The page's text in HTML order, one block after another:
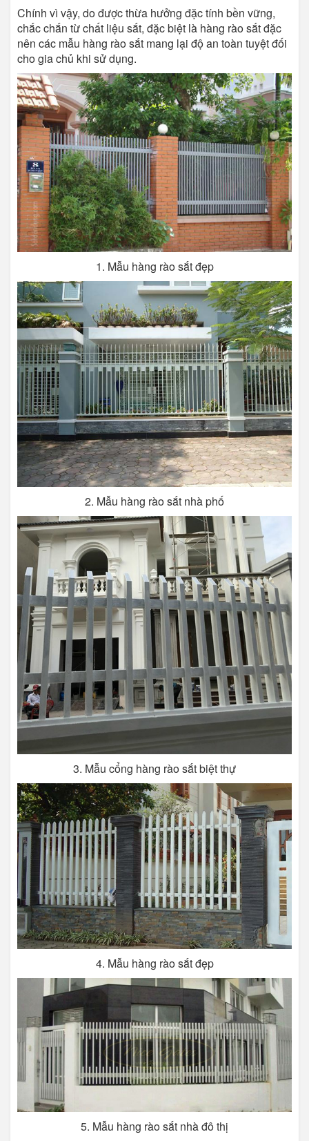
Chính vì vậy, do được thừa hưởng đặc tính bền vững,
chắc chắn từ chất liệu sắt, đặc biệt là hàng rào sắt đặc
nên các mẫu hàng rào sắt mang lại độ an toàn tuyệt đối
cho gia chủ khi sử dụng.
1. Mẫu hàng rào sắt đẹp
2. Mẫu hàng rào sắt nhà phố
3. Mẫu cổng hàng rào sắt biệt thự
4. Mẫu hàng rào sắt đẹp
5. Mẫu hàng rào sắt nhà đô thị